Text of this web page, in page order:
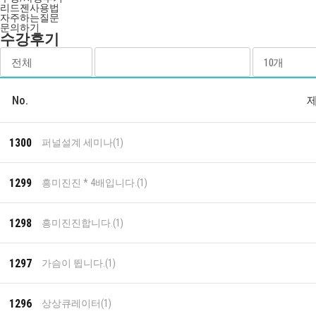
리드젠사용법
자주하는질문
문의하기
수강후기
No.
1300 퍼널설계 세미나(1)
1299 흥미진진 * 4배입니다. (1)
1298 흥미진진합니다. (1)
1297 가슴이 뜁니다. (1)
1296 상상큐레이터(1)